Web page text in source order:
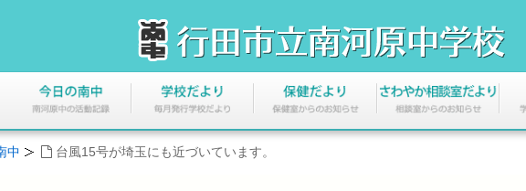
中 台風15号が埼玉にも近づいています。